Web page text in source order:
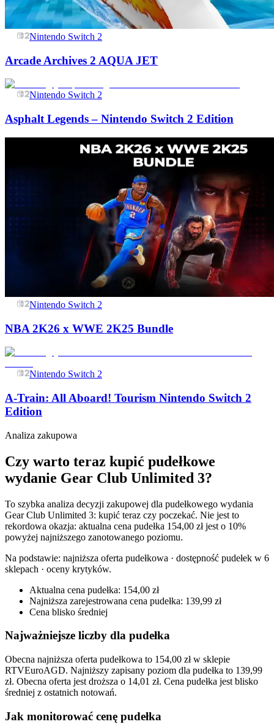
Nintendo Switch 2
Arcade Archives 2 AQUA JET
Nintendo Switch 2
Asphalt Legends – Nintendo Switch 2 Edition
Nintendo Switch 2
NBA 2K26 x WWE 2K25 Bundle
Nintendo Switch 2
A-Train: All Aboard! Tourism Nintendo Switch 2
Edition
Analiza zakupowa
Czy warto teraz kupić pudełkowe
wydanie Gear Club Unlimited 3?
To szybka analiza decyzji zakupowej dla pudełkowego wydania
Gear Club Unlimited 3: kupić teraz czy poczekać. Nie jest to
rekordowa okazja: aktualna cena pudełka 154,00 zł jest o 10%
powyżej najniższego zanotowanego poziomu.
Na podstawie: najniższa oferta pudełkowa · dostępność pudełek w 6
sklepach · oceny krytyków.
Aktualna cena pudełka: 154,00 zł
Najniższa zarejestrowana cena pudełka: 139,99 zł
Cena blisko średniej
Najważniejsze liczby dla pudełka
Obecna najniższa oferta pudełkowa to 154,00 zł w sklepie
RTVEuroAGD. Najniższy zapisany poziom dla pudełka to 139,99
zł. Obecna oferta jest droższa o 14,01 zł. Cena pudełka jest blisko
średniej z ostatnich notowań.
Jak monitorować cenę pudełka